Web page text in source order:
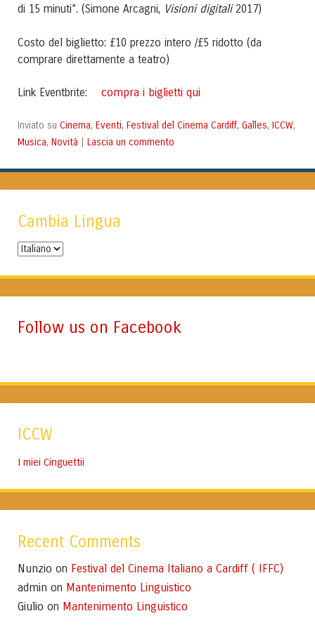
di 15 minuti”. (Simone Arcagni, Visioni digitali2017)
Costo del biglietto: £10 prezzo intero /£5 ridotto (da
comprare direttamente a teatro)
Link Eventbrite: compra i biglietti qui
Inviato su Cinema, Eventi, Festival del Cinema Cardiff, Galles, ICCW,
Musica, Novità Lascia un commento
Cambia Lingua
Cambia
Follow us on Facebook
ICCW
I miei Cinguettii
Recent Comments
Nunzio on Festival del Cinema Italiano a Cardiff ( IFFC)
admin on Mantenimento Linguistico
Giulio on Mantenimento Linguistico